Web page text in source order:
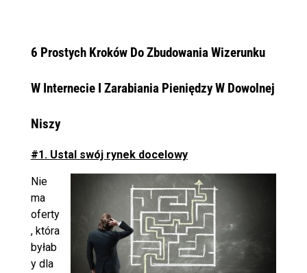
6 Prostych Kroków Do Zbudowania Wizerunku
W Internecie I Zarabiania Pieniędzy W Dowolnej
Niszy
#1. Ustal swój rynek docelowy
Nie
ma
oferty
, która
byłab
y dla